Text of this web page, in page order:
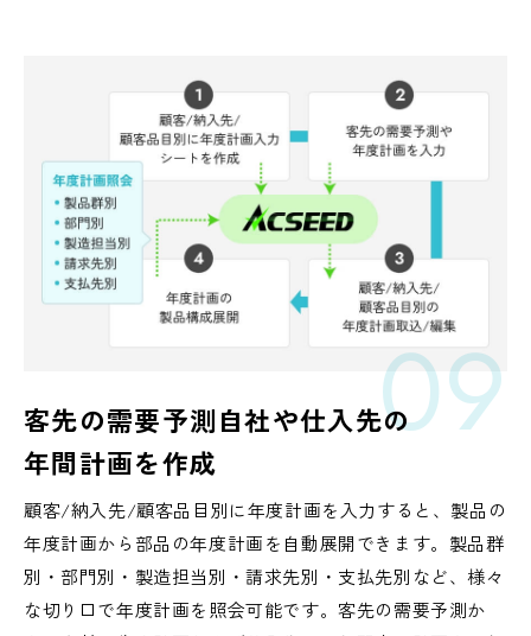
09
客先の需要予測自社や仕入先の
年間計画を作成
顧客/納入先/顧客品目別に年度計画を入力すると、製品の
年度計画から部品の年度計画を自動展開できます。製品群
別・部門別・製造担当別・請求先別・支払先別など、様々
な切り口で年度計画を照会可能です。客先の需要予測か